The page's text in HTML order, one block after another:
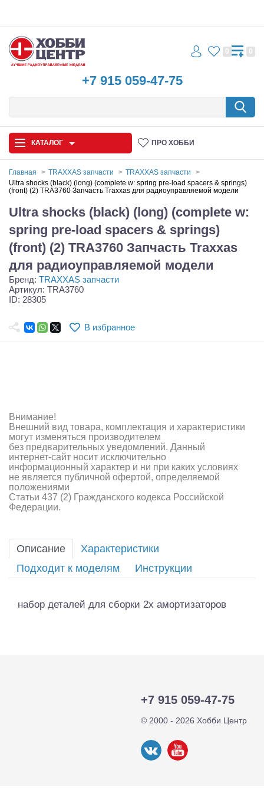
+7 915 059-47-75
0 0
КАТАЛОГ ПРО ХОББИ
Автомодели
Запчасти и аксессуары
Игрушки
Самолеты
Квадрокоптеры
Конструкторы
Зарядные устройства и блоки питания
Двигатели
Технические жидкости
Инструмент,измерительные приборы,расходники
Главная TRAXXAS запчасти
TRAXXAS запчасти
Ultra shocks (black) (long) (complete w: spring pre-load spacers & springs)
(front) (2) TRA3760 Запчасть Traxxas для радиоуправляемой модели
Ultra shocks (black) (long) (complete w:
spring pre-load spacers & springs)
(front) (2) TRA3760 Запчасть Traxxas
для радиоуправляемой модели
Бренд: TRAXXAS запчасти
Артикул: TRA3760
ID: 28305
В избранное
Внимание!
Внешний вид товара, комплектация и характеристики
могут изменяться производителем
без предварительных уведомлений. Данный
интернет-сайт носит исключительно
информационный характер и ни при каких условиях
не является публичной офертой, определяемой
положениями
Статьи 437 (2) Гражданского кодекса Российской
Федерации.
Описание
Характеристики
Подходит к моделям
Инструкции
набор деталей для сборки 2х амортизаторов
+7 915 059-47-75
© 2000 - 2026 Хобби Центр